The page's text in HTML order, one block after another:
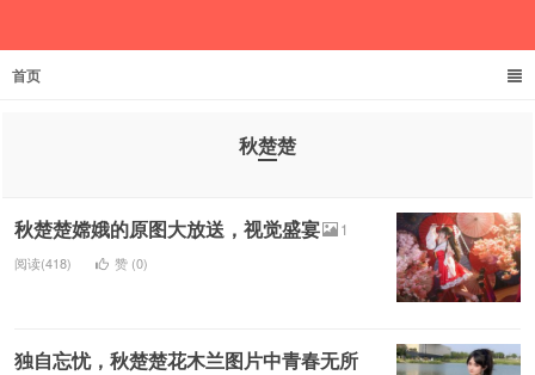
首页
秋楚楚
秋楚楚嫦娥的原图大放送，视觉盛宴 1
阅读(418) 赞 (0)
独自忘忧，秋楚楚花木兰图片中青春无所